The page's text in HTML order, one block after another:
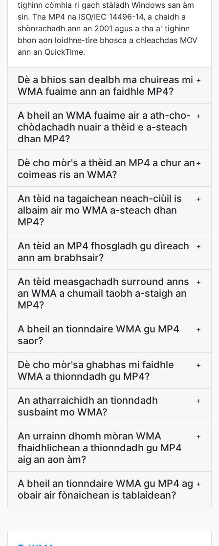
tighinn còmhla ri gach stàladh Windows san àm
sin. Tha MP4 na ISO/IEC 14496-14, a chaidh a
shònrachadh ann an 2001 agus a tha a' tighinn
bhon aon loidhne-tìre bhosca a chleachdas MOV
ann an QuickTime.
Dè a bhios san dealbh ma chuireas mi
WMA fuaime ann an faidhle MP4?
+
A bheil an WMA fuaime air a ath-cho-
chòdachadh nuair a thèid e a-steach
dhan MP4?
+
Dè cho mòr's a thèid an MP4 a chur an
coimeas ris an WMA?
+
An tèid na tagaichean neach-ciùil is
albaim air mo WMA a-steach dhan
MP4?
+
An tèid an MP4 fhosgladh gu dìreach
ann am brabhsair?
+
An tèid measgachadh surround anns
an WMA a chumail taobh a-staigh an
MP4?
+
A bheil an tionndaire WMA gu MP4
saor?
+
Dè cho mòr'sa ghabhas mi faidhle
WMA a thionndadh gu MP4?
+
An atharraichidh an tionndadh
susbaint mo WMA?
+
An urrainn dhomh mòran WMA
fhaidhlichean a thionndadh gu MP4
aig an aon àm?
+
A bheil an tionndaire WMA gu MP4 ag
obair air fònaichean is tablaidean?
+